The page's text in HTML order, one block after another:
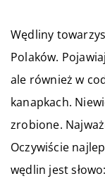
Wędliny
Polaków.
ale również w
kanapkach.
zrobione.
Oczywiście
wędlin jest